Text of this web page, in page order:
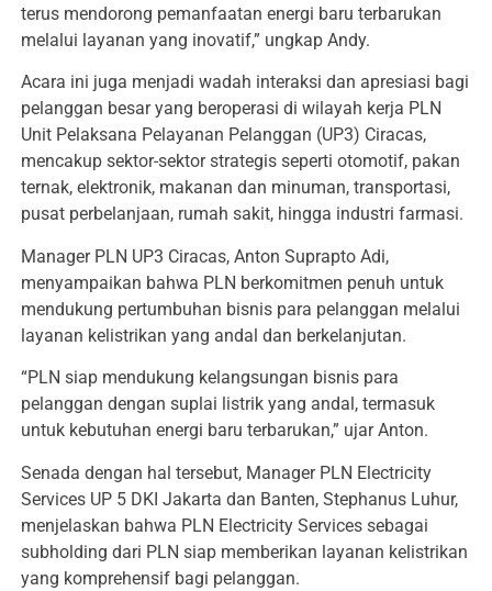
terus mendorong pemanfaatan energi baru terbarukan
melalui layanan yang inovatif,” ungkap Andy.
Acara ini juga menjadi wadah interaksi dan apresiasi bagi
pelanggan besar yang beroperasi di wilayah kerja PLN
Unit Pelaksana Pelayanan Pelanggan (UP3) Ciracas,
mencakup sektor-sektor strategis seperti otomotif, pakan
ternak, elektronik, makanan dan minuman, transportasi,
pusat perbelanjaan, rumah sakit, hingga industri farmasi.
Manager PLN UP3 Ciracas, Anton Suprapto Adi,
menyampaikan bahwa PLN berkomitmen penuh untuk
mendukung pertumbuhan bisnis para pelanggan melalui
layanan kelistrikan yang andal dan berkelanjutan.
“PLN siap mendukung kelangsungan bisnis para
pelanggan dengan suplai listrik yang andal, termasuk
untuk kebutuhan energi baru terbarukan,” ujar Anton.
Senada dengan hal tersebut, Manager PLN Electricity
Services UP 5 DKI Jakarta dan Banten, Stephanus Luhur,
menjelaskan bahwa PLN Electricity Services sebagai
subholding dari PLN siap memberikan layanan kelistrikan
yang komprehensif bagi pelanggan.